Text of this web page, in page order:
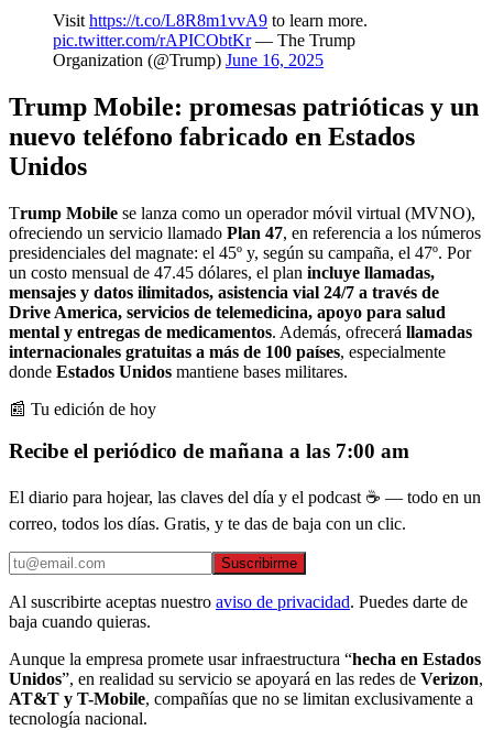
Visit https://t.co/L8R8m1vvA9 to learn more.
pic.twitter.com/rAPICObtKr— The Trump
Organization (@Trump) June 16, 2025
Trump Mobile: promesas patrióticas y un
nuevo teléfono fabricado en Estados
Unidos
Trump Mobile se lanza como un operador móvil virtual (MVNO),
ofreciendo un servicio llamado Plan 47, en referencia a los números
presidenciales del magnate: el 45º y, según su campaña, el 47º. Por
un costo mensual de 47.45 dólares, el plan incluye llamadas,
mensajes y datos ilimitados, asistencia vial 24/7 a través de
Drive America, servicios de telemedicina, apoyo para salud
mental y entregas de medicamentos. Además, ofrecerá llamadas
internacionales gratuitas a más de 100 países, especialmente
donde Estados Unidos mantiene bases militares.
📰 Tu edición de hoy
Recibe el periódico de mañana a las 7:00 am
El diario para hojear, las claves del día y el podcast ☕ — todo en un
correo, todos los días. Gratis, y te das de baja con un clic.
Suscribirme
Al suscribirte aceptas nuestro aviso de privacidad. Puedes darte de
baja cuando quieras.
Aunque la empresa promete usar infraestructura “hecha en Estados
Unidos”, en realidad su servicio se apoyará en las redes de Verizon,
AT&T y T-Mobile, compañías que no se limitan exclusivamente a
tecnología nacional.